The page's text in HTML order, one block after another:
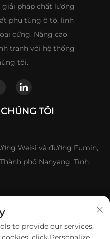
pháp chất lượng
phụ tùng ô tô, linh
cứng. Nâng cao
tranh với hệ thống
tôi.
TÔI
Weisi và đường Fumin,
phố Nanyang, Tỉnh
to provide our services.